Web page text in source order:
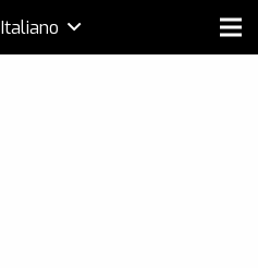
Italiano